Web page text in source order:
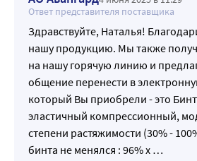
Ответ представителя поставщика
Здравствуйте, Наталья!
нашу продукцию. Мы также
на нашу горячую линию и
общение перенести в
который Вы приобрели - это
эластичный компрессионный,
степени растяжимости (30% -
бинта не менялся : 96% х …